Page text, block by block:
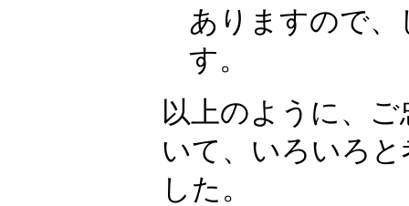
ありますので
す。
以上のように、
いて、いろいろ
した。